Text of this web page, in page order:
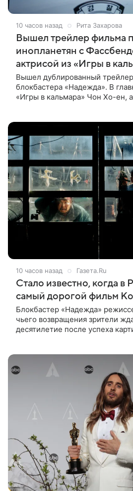
10 часов назад Рита Захарова
Вышел трейлер фильма
инопланетян с
актрисой из «Игры в
Вышел дублированный трейлер
блокбастера «Надежда». В
«Игры в кальмара» Чон Хо-ен,
10 часов назад Газета.Ru
Стало известно, когда в
самый дорогой фильм
Блокбастер «Надежда»
чьего возвращения зрители
десятилетие после успеха